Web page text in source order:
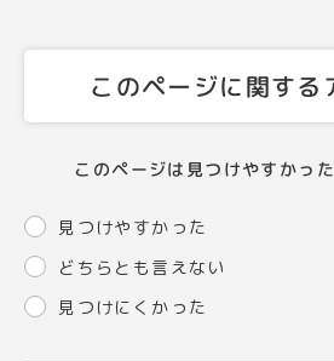
このページに関する
このページは見つけやすかっ
見つけやすかった
どちらとも言えない
見つけにくかった